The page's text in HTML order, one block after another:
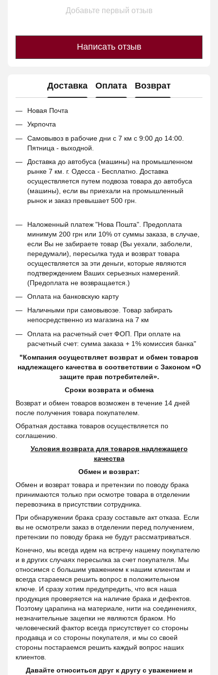
Добавьте первый отзыв
Написать отзыв
Доставка Оплата Возврат
Новая Почта
Укрпочта
Самовывоз в рабочие дни с 7 км с 9:00 до 14:00.
Пятница - выходной.
Доставка до автобуса (машины) на промышленном
рынке 7 км. г. Одесса - Бесплатно. Доставка
осуществляется путем подвоза товара до автобуса
(машины), если вы приехали на промышленный
рынок и заказ превышает 500 грн.
Наложенный платеж "Нова Пошта". Предоплата
минимум 200 грн или 10% от суммы заказа, в случае,
если Вы не забираете товар (Вы уехали, заболели,
передумали), пересылка туда и возврат товара
осуществляется за эти деньги, которые являются
подтверждением Ваших серьезных намерений.
(Предоплата не возвращается.)
Оплата на банковскую карту
Наличными при самовывозе. Товар забирать
непосредственно из магазина на 7 км
Оплата на расчетный счет ФОП. При оплате на
расчетный счет: сумма заказа + 1% комиссия банка"
"Компания осуществляет возврат и обмен товаров
надлежащего качества в соответствии с Законом «О
защите прав потребителей».
Сроки возврата и обмена
Возврат и обмен товаров возможен в течение 14 дней
после получения товара покупателем.
Обратная доставка товаров осуществляется по
соглашению.
Условия возврата для товаров надлежащего
качества
Обмен и возврат:
Обмен и возврат товара и претензии по поводу брака
принимаются только при осмотре товара в отделении
перевозчика в присутствии сотрудника.
При обнаружении брака сразу составьте акт отказа. Если
вы не осмотрели заказ в отделении перед получением,
претензии по поводу брака не будут рассматриваться.
Конечно, мы всегда идем на встречу нашему покупателю
и в других случаях пересылка за счет покупателя. Мы
относимся с большим уважением к нашим клиентам и
всегда стараемся решить вопрос в положительном
ключе. И сразу хотим предупредить, что вся наша
продукция проверяется на наличие брака и дефектов.
Поэтому царапина на материале, нити на соединениях,
незначительные зацепки не являются браком. Но
человеческий фактор всегда присутствует со стороны
продавца и со стороны покупателя, и мы со своей
стороны постараемся решить каждый вопрос наших
клиентов.
Давайте относиться друг к другу с уважением и